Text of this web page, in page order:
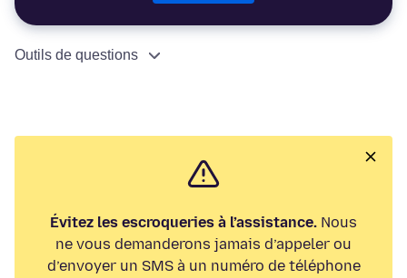
Outils de questions
Évitez les escroqueries à l’assistance. Nous
ne vous demanderons jamais d’appeler ou
d’envoyer un SMS à un numéro de téléphone